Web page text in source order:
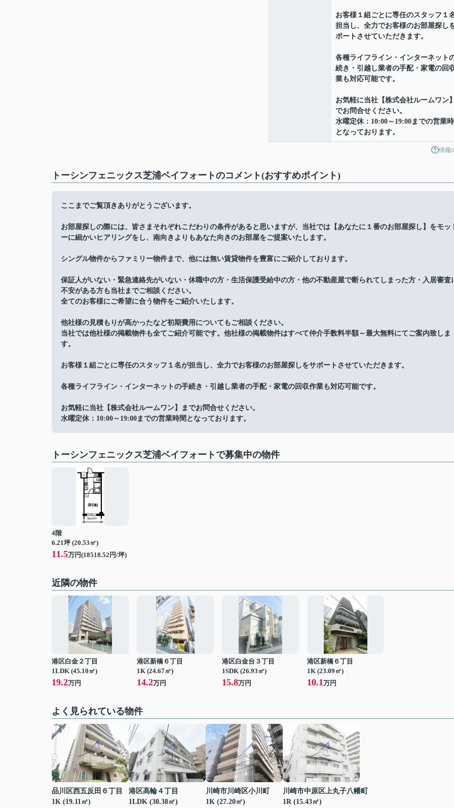
お客様１組ごとに専任のスタッフ１
担当し、全力でお客様のお部屋探し
ポートさせていただきます。
各種ライフライン・インターネット
続き・引越し業者の手配・家電の回
業も対応可能です。
お気軽に当社【株式会社ルームワン
でお問合せください。
水曜定休：10:00～19:00までの営業
となっております。
情報
トーシンフェニックス芝浦ベイフォートのコメント(おすすめポイント)
ここまでご覧頂きありがとうございます。
お部屋探しの際には、皆さまそれぞれこだわりの条件があると思いますが、当社では【あなたに１番のお部屋探し】をモッ
ーに細かいヒアリングをし、南向きよりもあなた向きのお部屋をご提案いたします。
シングル物件からファミリー物件まで、他には無い賃貸物件を豊富にご紹介しております。
保証人がいない・緊急連絡先がいない・休職中の方・生活保護受給中の方・他の不動産屋で断られてしまった方・入居審査
不安がある方も当社までご相談ください。
全てのお客様にご希望に合う物件をご紹介いたします。
他社様の見積もりが高かったなど初期費用についてもご相談ください。
当社では他社様の掲載物件も全てご紹介可能です。他社様の掲載物件はすべて仲介手数料半額～最大無料にてご案内致しま
す。
お客様１組ごとに専任のスタッフ１名が担当し、全力でお客様のお部屋探しをサポートさせていただきます。
各種ライフライン・インターネットの手続き・引越し業者の手配・家電の回収作業も対応可能です。
お気軽に当社【株式会社ルームワン】までお問合せください。
水曜定休：10:00～19:00までの営業時間となっております。
トーシンフェニックス芝浦ベイフォートで募集中の物件
4階
6.21坪 (20.53㎡)
11.5万円(18518.52円/坪)
近隣の物件
港区白金２丁目
1LDK (45.10㎡)
19.2万円
港区新橋６丁目
1K (24.67㎡)
14.2万円
港区白金台３丁目
1SDK (26.93㎡)
15.8万円
港区新橋６丁目
1K (23.09㎡)
10.1万円
よく見られている物件
品川区西五反田６丁目
1K (19.11㎡)
港区高輪４丁目
1LDK (30.38㎡)
川崎市川崎区小川町
1K (27.20㎡)
川崎市中原区上丸子八幡町
1R (15.43㎡)